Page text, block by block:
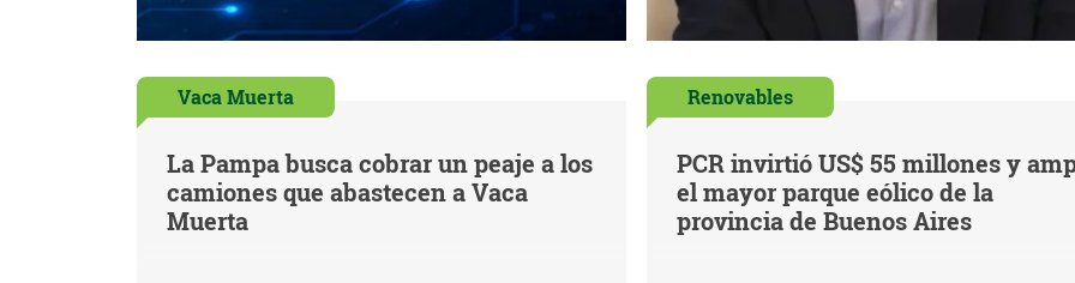
Vaca Muerta
La Pampa busca cobrar un peaje a los
camiones que abastecen a Vaca
Muerta
Renovables
PCR invirtió US$ 55 millones y
el mayor parque eólico de la
provincia de Buenos Aires